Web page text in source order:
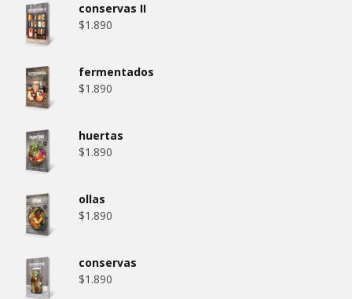
conservas II
$1.890
fermentados
$1.890
huertas
$1.890
ollas
$1.890
conservas
$1.890